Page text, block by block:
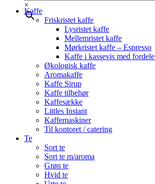
×
Kaffe
Friskristet kaffe
Lysristet kaffe
Mellemristet kaffe
Mørkristet kaffe – Espresso
Kaffe i kassevis med fordele
Økologisk kaffe
Aromakaffe
Kaffe Sirup
Kaffe tilbehør
Kaffesække
Littles Instant
Kaffemaskiner
Til kontoret / catering
Te
Sort te
Sort te m/aroma
Grøn te
Hvid te